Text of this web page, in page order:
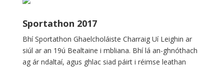
Sportathon 2017
Bhí Sportathon Ghaelcholáiste Charraig Uí Leighin ar
siúl ar an 19ú Bealtaine i mbliana. Bhí lá an-ghnóthach
ag ár ndaltaí, agus ghlac siad páirt i réimse leathan